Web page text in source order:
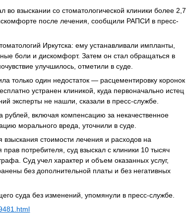
взыскании со стоматологической клиники более 2,7
после лечения, сообщили РАПСИ в пресс-
Иркутска: ему устанавливали импланты,
боли и дискомфорт. Затем он стал обращаться в
улучшилось, отметили в суде.
только один недостаток — расцементировку коронок
устранен клиникой, куда первоначально истец
эксперты не нашли, сказали в пресс-службе.
рублей, включая компенсацию за некачественное
морального вреда, уточнили в суде.
стоимости лечения и расходов на
потребителя, суд взыскал с клиники 10 тысяч
Суд учел характер и объем оказанных услуг,
без дополнительной платы и без негативных
суда без изменений, упомянули в пресс-службе.